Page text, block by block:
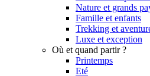
Nature et grands
Famille et enfants
Trekking et
Luxe et exception
Où et quand partir ?
Printemps
Eté